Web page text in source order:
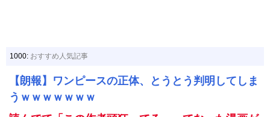
1000: おすすめ人気記事
【朗報】ワンピースの正体、とうとう判明してしま
うｗｗｗｗｗｗｗ